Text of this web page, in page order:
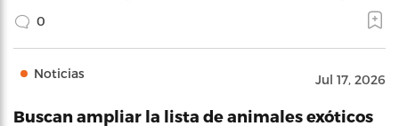
0
Noticias Jul 17, 2026
Buscan ampliar la lista de animales exóticos